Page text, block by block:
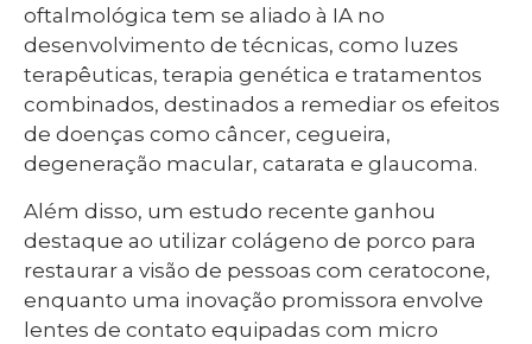
oftalmológica tem se aliado à IA no
desenvolvimento de técnicas, como luzes
terapêuticas, terapia genética e tratamentos
combinados, destinados a remediar os efeitos
de doenças como câncer, cegueira,
degeneração macular, catarata e glaucoma.
Além disso, um estudo recente ganhou
destaque ao utilizar colágeno de porco para
restaurar a visão de pessoas com ceratocone,
enquanto uma inovação promissora envolve
lentes de contato equipadas com micro